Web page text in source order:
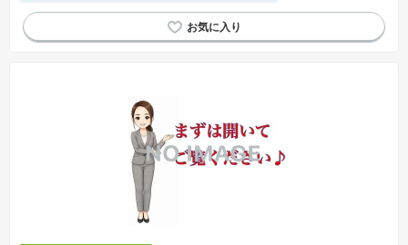
温水洗浄便座 SIC
モニター付きインターホン
キッチン収納が多い
システムキッチン